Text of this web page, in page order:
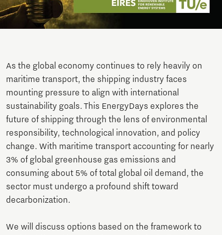
As the global economy continues to rely heavily on
maritime transport, the shipping industry faces
mounting pressure to align with international
sustainability goals. This EnergyDays explores the
future of shipping through the lens of environmental
responsibility, technological innovation, and policy
change. With maritime transport accounting for nearly
3% of global greenhouse gas emissions and
consuming about 5% of total global oil demand, the
sector must undergo a profound shift toward
decarbonization.
We will discuss options based on the framework to